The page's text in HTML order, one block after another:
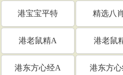
港宝宝平特 精选八
港老鼠精A 港老鼠
港东方心经A 港东方